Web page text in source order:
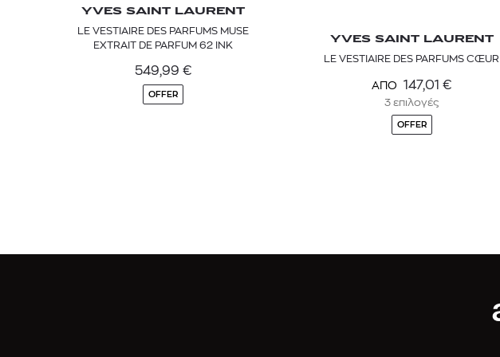
YVES SAINT LAURENT
LE VESTIAIRE DES PARFUMS MUSE
EXTRAIT DE PARFUM 62 INK
549,99 €
OFFER
YVES SAINT LAURENT
LE VESTIAIRE DES PARFUMS CŒUR
ΑΠΟ 147,01 €
3 επιλογές
OFFER